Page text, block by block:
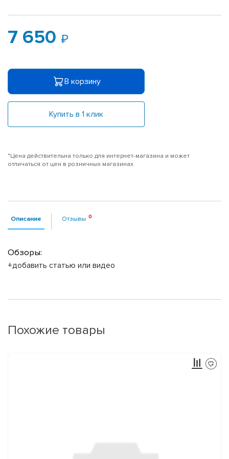
7 650
В корзину
Купить в 1 клик
*Цена действительна только для интернет-магазина и может
отличаться от цен в розничных магазинах
Описание Отзывы
Обзоры:
+добавить статью или видео
Похожие товары